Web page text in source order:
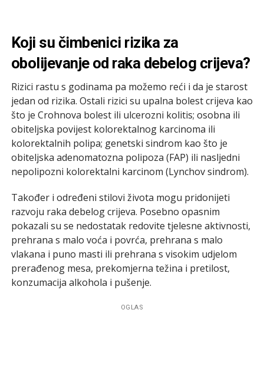
Koji su čimbenici rizika za
obolijevanje od raka debelog crijeva?
Rizici rastu s godinama pa možemo reći i da je starost
jedan od rizika. Ostali rizici su upalna bolest crijeva kao
što je Crohnova bolest ili ulcerozni kolitis; osobna ili
obiteljska povijest kolorektalnog karcinoma ili
kolorektalnih polipa; genetski sindrom kao što je
obiteljska adenomatozna polipoza (FAP) ili nasljedni
nepolipozni kolorektalni karcinom (Lynchov sindrom).
Također i određeni stilovi života mogu pridonijeti
razvoju raka debelog crijeva. Posebno opasnim
pokazali su se nedostatak redovite tjelesne aktivnosti,
prehrana s malo voća i povrća, prehrana s malo
vlakana i puno masti ili prehrana s visokim udjelom
prerađenog mesa, prekomjerna težina i pretilost,
konzumacija alkohola i pušenje.
OGLAS